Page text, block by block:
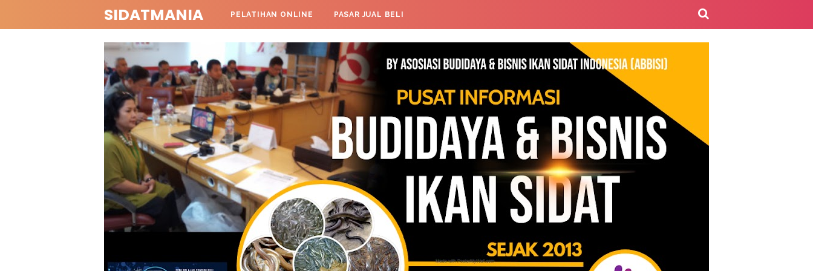
SIDATMANIA PELATIHAN ONLINE PASAR JUAL BELI